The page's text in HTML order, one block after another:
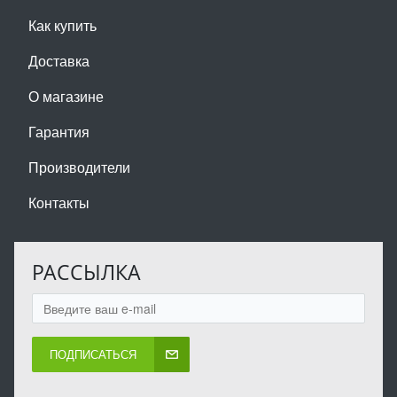
Как купить
Доставка
О магазине
Гарантия
Производители
Контакты
РАССЫЛКА
ПОДПИСАТЬСЯ